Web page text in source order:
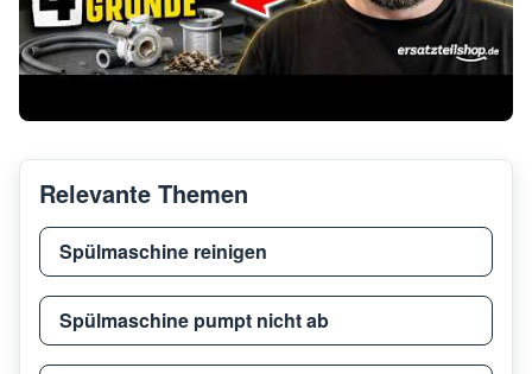
Siemens
Siemens SD6P1S
Siemens
Relevante Themen
Spülmaschine reinigen
Spülmaschine pumpt nicht ab